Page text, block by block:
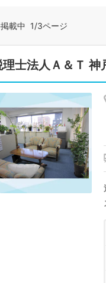
載中 1/3ページ
理士法人Ａ＆Ｔ 神